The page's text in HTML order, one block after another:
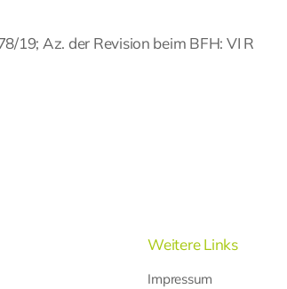
19; Az. der Revision beim BFH: VI R
Weitere Links
Impressum